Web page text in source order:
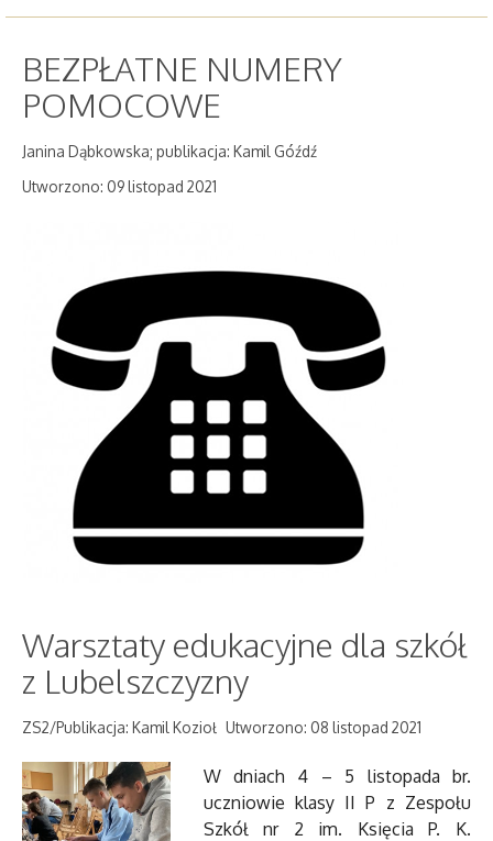
BEZPŁATNE NUMERY
POMOCOWE
Janina Dąbkowska; publikacja: Kamil Góźdź
Utworzono: 09 listopad 2021
Warsztaty edukacyjne dla szkół
z Lubelszczyzny
ZS2/Publikacja: Kamil Kozioł Utworzono: 08 listopad 2021
W dniach 4 – 5 listopada br.
uczniowie klasy II P z Zespołu
Szkół nr 2 im. Księcia P. K.